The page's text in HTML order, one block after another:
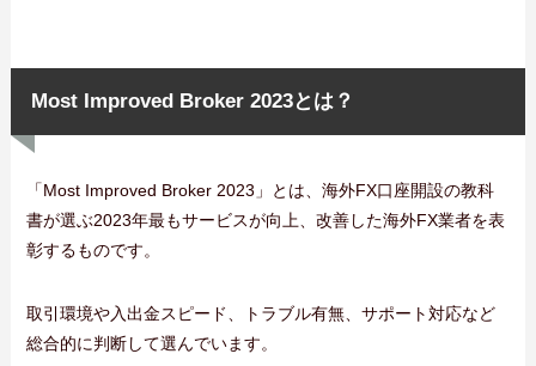
Most Improved Broker 2023とは？
「Most Improved Broker 2023」とは、海外FX口座開設の教科
書が選ぶ2023年最もサービスが向上、改善した海外FX業者を表
彰するものです。
取引環境や入出金スピード、トラブル有無、サポート対応など
総合的に判断して選んでいます。